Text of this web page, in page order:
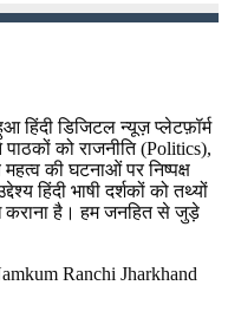
हिंदी डिजिटल न्यूज़ प्लेटफ़ॉर्म
को राजनीति (Politics),
की घटनाओं पर निष्पक्ष
हिंदी भाषी दर्शकों को तथ्यों
कराना है। हम जनहित से जुड़े
Ranchi Jharkhand